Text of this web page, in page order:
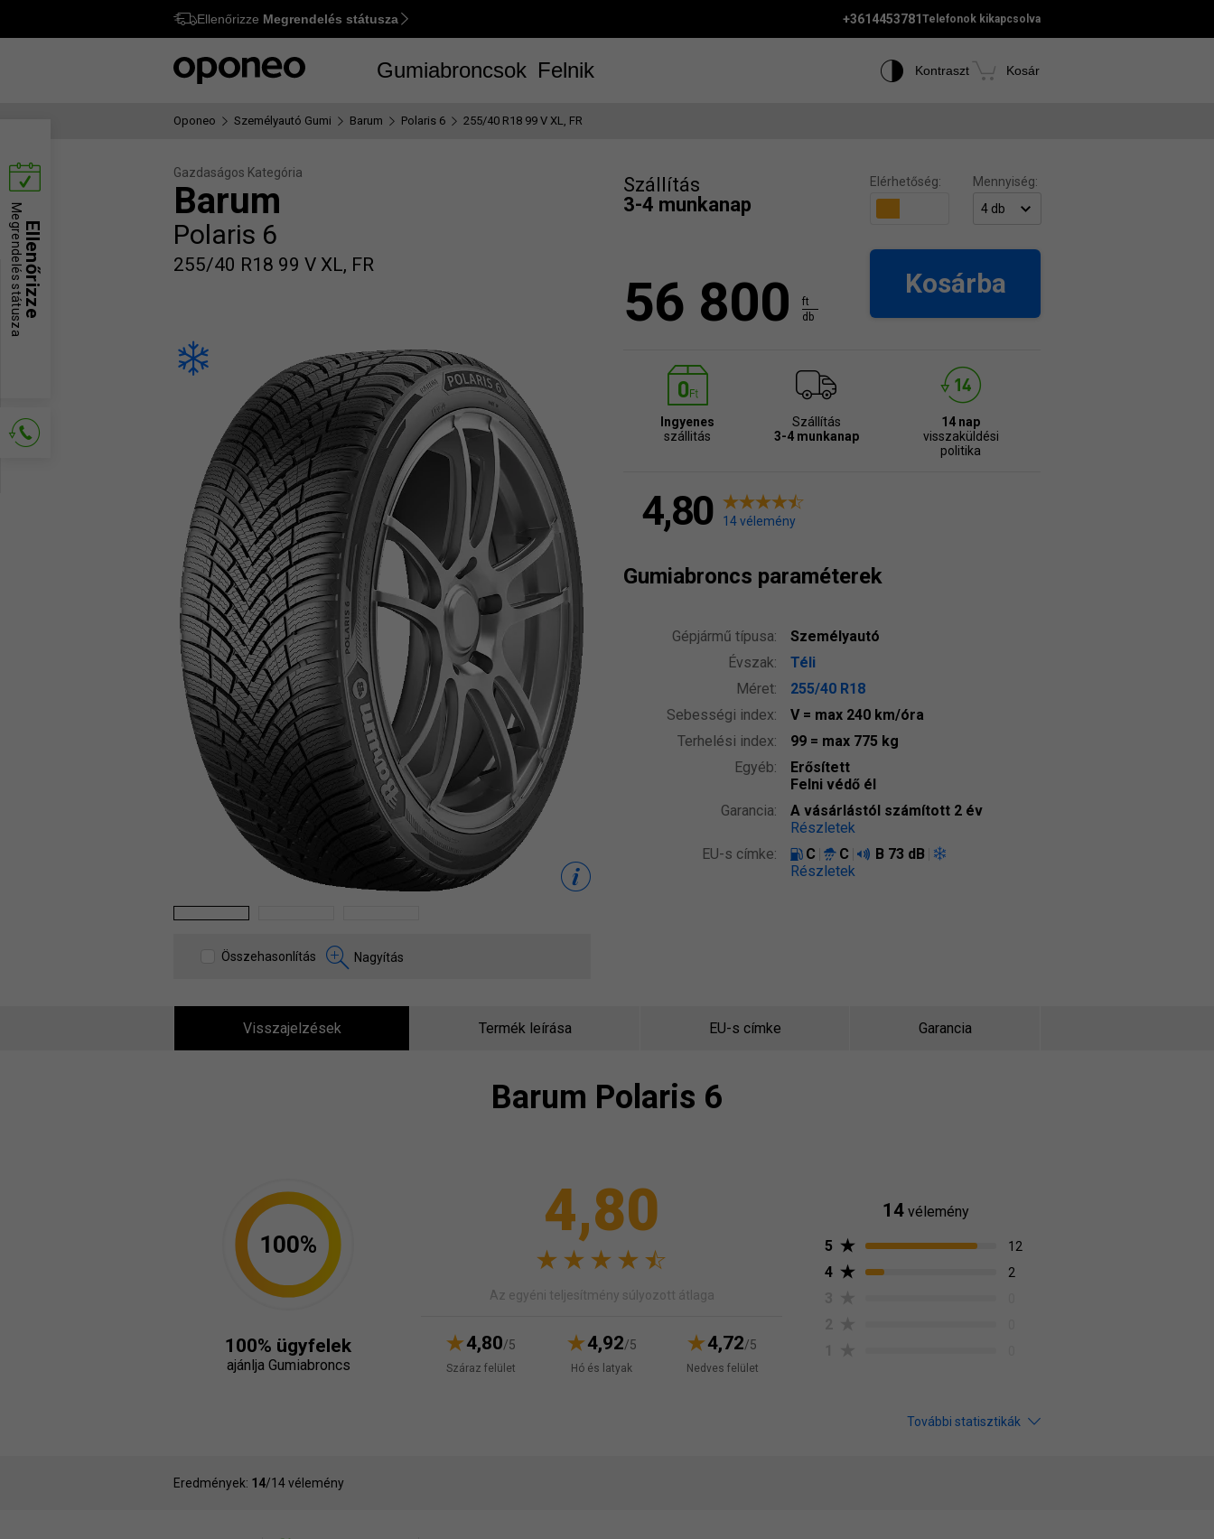
Ctrl M
Ellenőrizze Megrendelés státusza +3614453781Telefonok kikapcsolva
Gumiabroncsok Felnik Kontraszt Kosár
Oponeo Személyautó Gumi Barum Polaris 6 255/40 R18 99 V XL, FR
Gazdaságos Kategória
Barum
Polaris 6
255/40 R18 99 V XL, FR
Összehasonlítás Nagyítás
Szállítás
3-4 munkanap
Elérhetőség: Mennyiség:
56 800
ft
db
Kosárba
Ingyenes
szállitás
Szállítás
3-4 munkanap
14 nap
visszaküldési
politika
4,80 14 vélemény
Gumiabroncs paraméterek
Gépjármű típusa:
Személyautó
Évszak:
Téli
Méret:
255/40 R18
Sebességi index:
V = max 240 km/óra
Terhelési index:
99 = max 775 kg
Egyéb:
Erősített
Felni védő él
Garancia:
A vásárlástól számított 2 év
Részletek
EU-s címke:
C C B 73 dB
Részletek
Visszajelzések Termék leírása EU-s címke Garancia
Barum Polaris 6
4,80
Az egyéni teljesítmény súlyozott átlaga
4,80/5
Száraz felület
4,92/5
Hó és latyak
4,72/5
Nedves felület
100%
100% ügyfelek
ajánlja Gumiabroncs
14 vélemény
5
12
4 2
További statisztikák
Eredmények: 14/14 vélemény
Ellenőrizze
Megrendelés státusza